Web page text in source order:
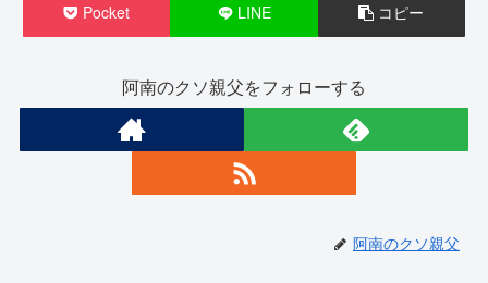
Pocket LINE コピー
阿南のクソ親父をフォローする
阿南のクソ親父